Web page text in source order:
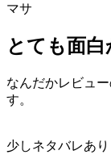
マサ
とても面白
なんだかレビュ
す。
少しネタバレあ